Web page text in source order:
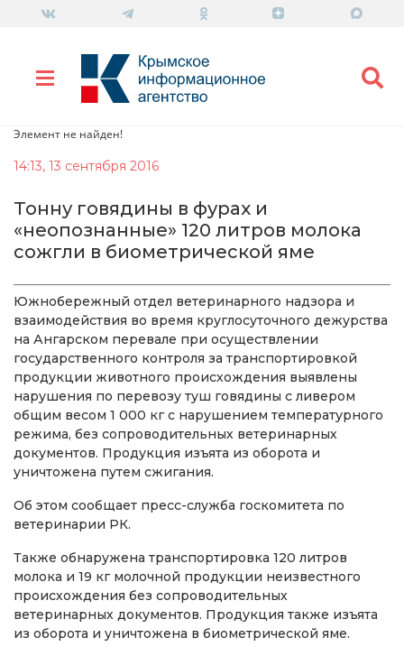
Элемент не найден!
14:13, 13 сентября 2016
Тонну говядины в фурах и
«неопознанные» 120 литров молока
сожгли в биометрической яме
Южнобережный отдел ветеринарного надзора и
взаимодействия во время круглосуточного дежурства
на Ангарском перевале при осуществлении
государственного контроля за транспортировкой
продукции животного происхождения выявлены
нарушения по перевозу туш говядины с ливером
общим весом 1 000 кг с нарушением температурного
режима, без сопроводительных ветеринарных
документов. Продукция изъята из оборота и
уничтожена путем сжигания.
Об этом сообщает пресс-служба госкомитета по
ветеринарии РК.
Также обнаружена транспортировка 120 литров
молока и 19 кг молочной продукции неизвестного
происхождения без сопроводительных
ветеринарных документов. Продукция также изъята
из оборота и уничтожена в биометрической яме.